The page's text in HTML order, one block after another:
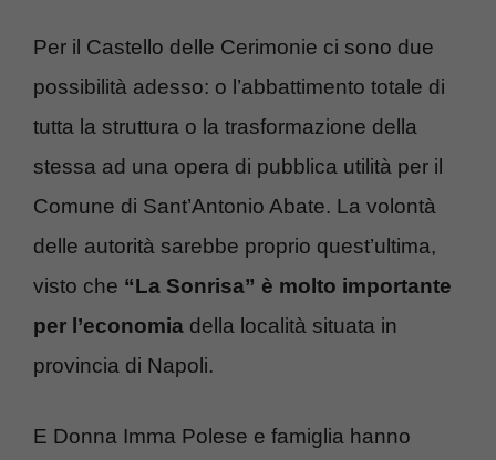
Per il Castello delle Cerimonie ci sono due
possibilità adesso: o l’abbattimento totale di
tutta la struttura o la trasformazione della
stessa ad una opera di pubblica utilità per il
Comune di Sant’Antonio Abate. La volontà
delle autorità sarebbe proprio quest’ultima,
visto che “La Sonrisa” è molto importante
per l’economia della località situata in
provincia di Napoli.
E Donna Imma Polese e famiglia hanno